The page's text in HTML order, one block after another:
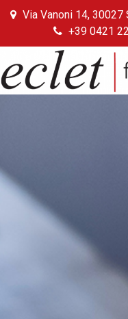
Skip
Via Vanoni 14, 30027
+39 0421